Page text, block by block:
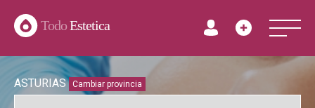
TodoEstetica
ASTURIAS Cambiar provincia